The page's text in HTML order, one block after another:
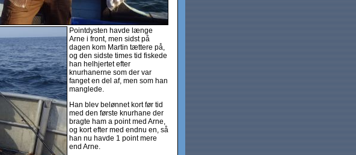
Pointdysten havde længe
Arne i front, men sidst på
dagen kom Martin tættere på,
og den sidste times tid fiskede
han helhjertet efter
knurhanerne som der var
fanget en del af, men som han
manglede.
Han blev belønnet kort før tid
med den første knurhane der
bragte ham a point med Arne,
og kort efter med endnu en, så
han nu havde 1 point mere
end Arne.